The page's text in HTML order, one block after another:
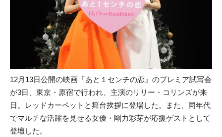
12月13日公開の映画『あと１センチの恋』のプレミア試写会
が3日、東京・原宿で行われ、主演のリリー・コリンズが来
日。レッドカーペットと舞台挨拶に登場した。また、同年代
でマルチな活躍を見せる女優・剛力彩芽が応援ゲストとして
登壇した。